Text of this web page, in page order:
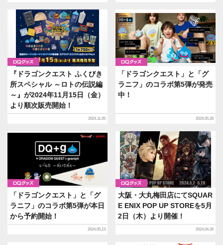
グッズ
『ドラゴンクエスト ふくびき
所スペシャル ～ロトの伝説編
～』が2024年11月15日（金）
より順次販売開始！
2024.11.05
グッズ
「ドラゴンクエスト」と「グ
ラニフ」のコラボ第5弾が発売
中！
2024.05.28
グッズ
「ドラゴンクエスト」と「グ
ラニフ」のコラボ第5弾が本日
から予約開始！
2024.05.13
グッズ
大阪・大丸梅田店にてSQUAR
E ENIX POP UP STOREを5月
2日（木）より開催！
2024.04.26